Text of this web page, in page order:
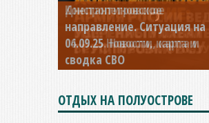
Константиновское
направление. Ситуация на
04.09.25 Новости, карта и
сводка СВО
ОТДЫХ НА ПОЛУОСТРОВЕ